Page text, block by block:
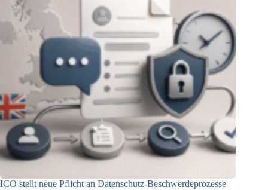
ICO stellt neue Pflicht an Datenschutz-Beschwerdeprozesse